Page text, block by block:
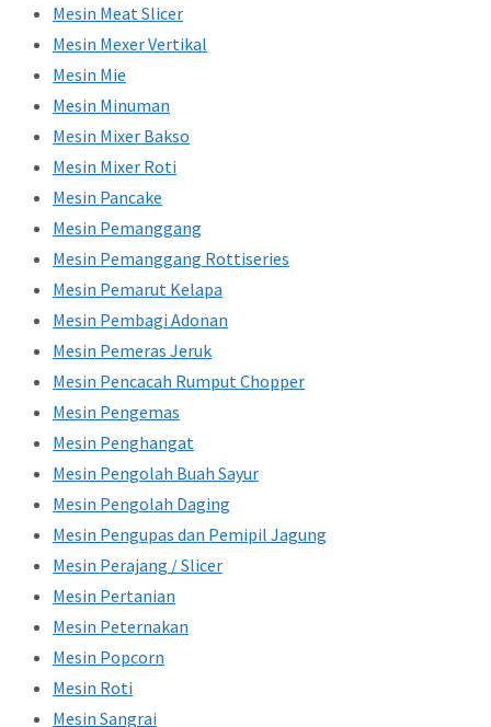
Mesin Meat Slicer
Mesin Mexer Vertikal
Mesin Mie
Mesin Minuman
Mesin Mixer Bakso
Mesin Mixer Roti
Mesin Pancake
Mesin Pemanggang
Mesin Pemanggang Rottiseries
Mesin Pemarut Kelapa
Mesin Pembagi Adonan
Mesin Pemeras Jeruk
Mesin Pencacah Rumput Chopper
Mesin Pengemas
Mesin Penghangat
Mesin Pengolah Buah Sayur
Mesin Pengolah Daging
Mesin Pengupas dan Pemipil Jagung
Mesin Perajang / Slicer
Mesin Pertanian
Mesin Peternakan
Mesin Popcorn
Mesin Roti
Mesin Sangrai